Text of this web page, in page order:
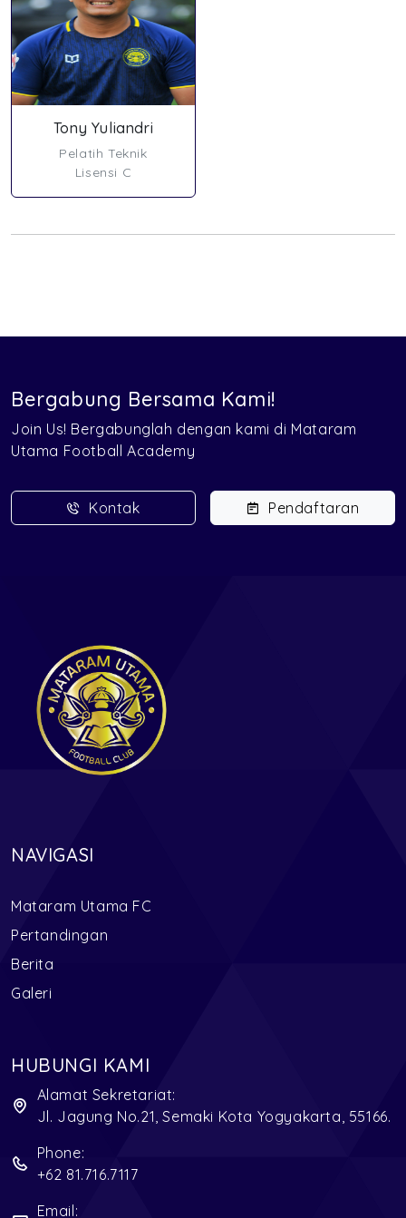
Tony Yuliandri
Pelatih Teknik
Lisensi C
Bergabung Bersama Kami!
Join Us! Bergabunglah dengan kami di Mataram
Utama Football Academy
Kontak Pendaftaran
NAVIGASI
Mataram Utama FC
Pertandingan
Berita
Galeri
HUBUNGI KAMI
Alamat Sekretariat:
Jl. Jagung No.21, Semaki Kota Yogyakarta, 55166.
Phone:
+62 81.716.7117
Email: